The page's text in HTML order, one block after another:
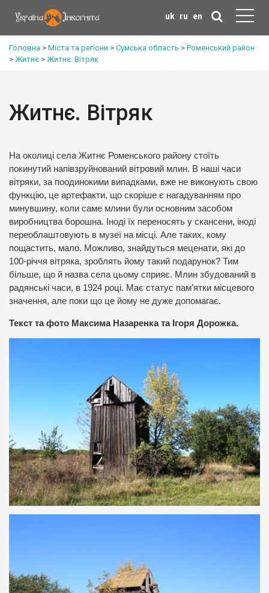
uk ru en
Головна > Міста та регіони > Сумська область > Роменський район
> Житнє > Житнє. Вітряк
Житнє. Вітряк
На околиці села Житнє Роменського району стоїть
покинутий напівзруйнований вітровий млин. В наші часи
вітряки, за поодинокими випадками, вже не виконують свою
функцію, це артефакти, що скоріше є нагадуванням про
минувшину, коли саме млини були основним засобом
виробництва борошна. Іноді їх переносять у скансени, іноді
переоблаштовують в музеї на місці. Але таких, кому
пощастить, мало. Можливо, знайдуться меценати, які до
100-річчя вітряка, зроблять йому такий подарунок? Тим
більше, що й назва села цьому сприяє. Млин збудований в
радянські часи, в 1924 році. Має статус пам’ятки місцевого
значення, але поки що це йому не дуже допомагає.
Текст та фото Максима Назаренка та Ігоря Дорожка.